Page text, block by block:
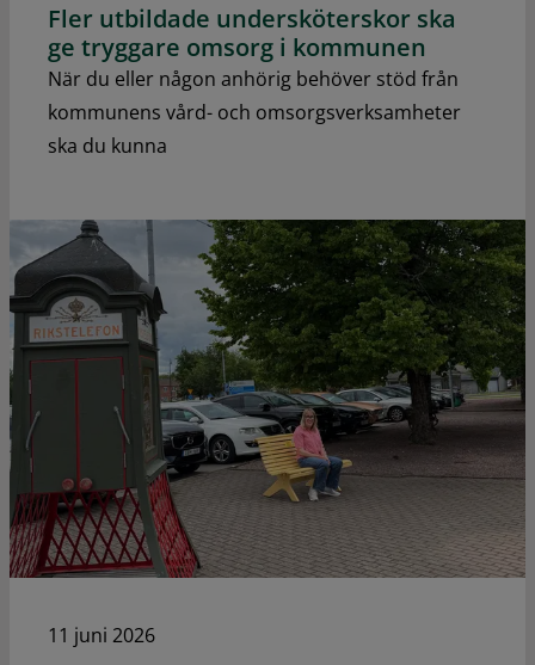
Fler utbildade undersköterskor ska
ge tryggare omsorg i kommunen
När du eller någon anhörig behöver stöd från
kommunens vård- och omsorgsverksamheter
ska du kunna
11 juni 2026